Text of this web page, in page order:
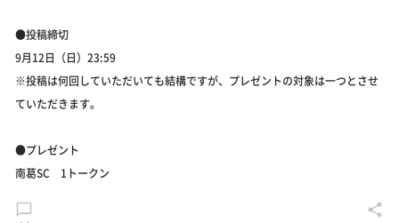
●投稿締切
9月12日（日）23:59
※投稿は何回していただいても結構ですが、プレゼントの対象は一つとさせ
ていただきます。
●プレゼント
南葛SC 1トークン